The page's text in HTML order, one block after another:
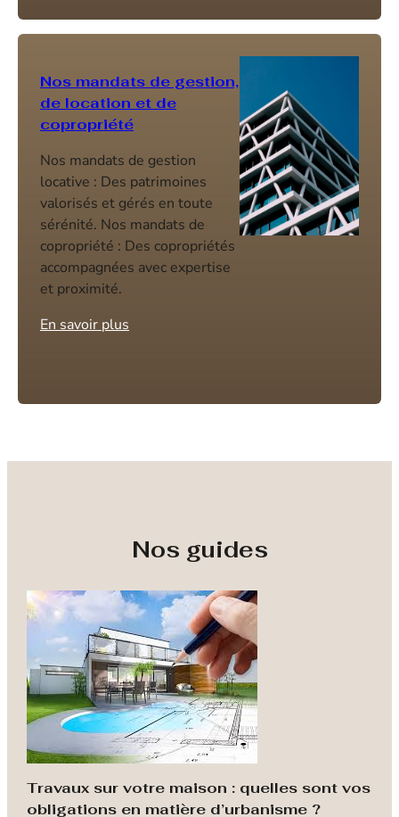
Nos mandats de gestion,
de location et de
copropriété
Nos mandats de gestion
locative : Des patrimoines
valorisés et gérés en toute
sérénité. Nos mandats de
copropriété : Des copropriétés
accompagnées avec expertise
et proximité.
En savoir plus
Nos guides
Travaux sur votre maison : quelles sont vos
obligations en matière d’urbanisme ?